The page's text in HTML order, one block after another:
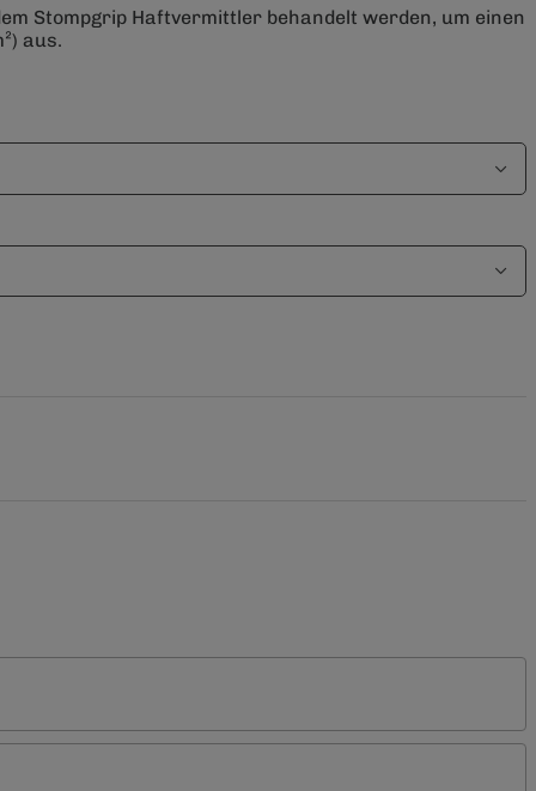
Stompgrip Haftvermittler behandelt werden, um einen
aus.